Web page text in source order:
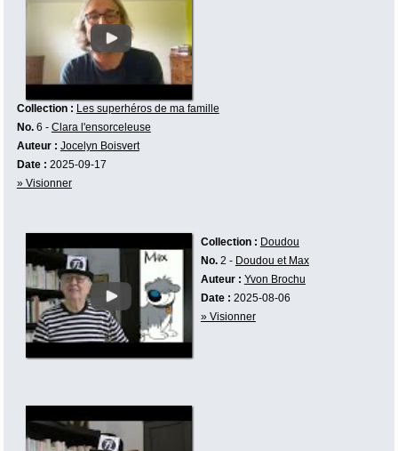
Collection : Les superhéros de ma famille
No.6 - Clara l'ensorceleuse
Auteur : Jocelyn Boisvert
Date : 2025-09-17
» Visionner
Collection : Doudou
No.2 - Doudou et Max
Auteur : Yvon Brochu
Date : 2025-08-06
» Visionner